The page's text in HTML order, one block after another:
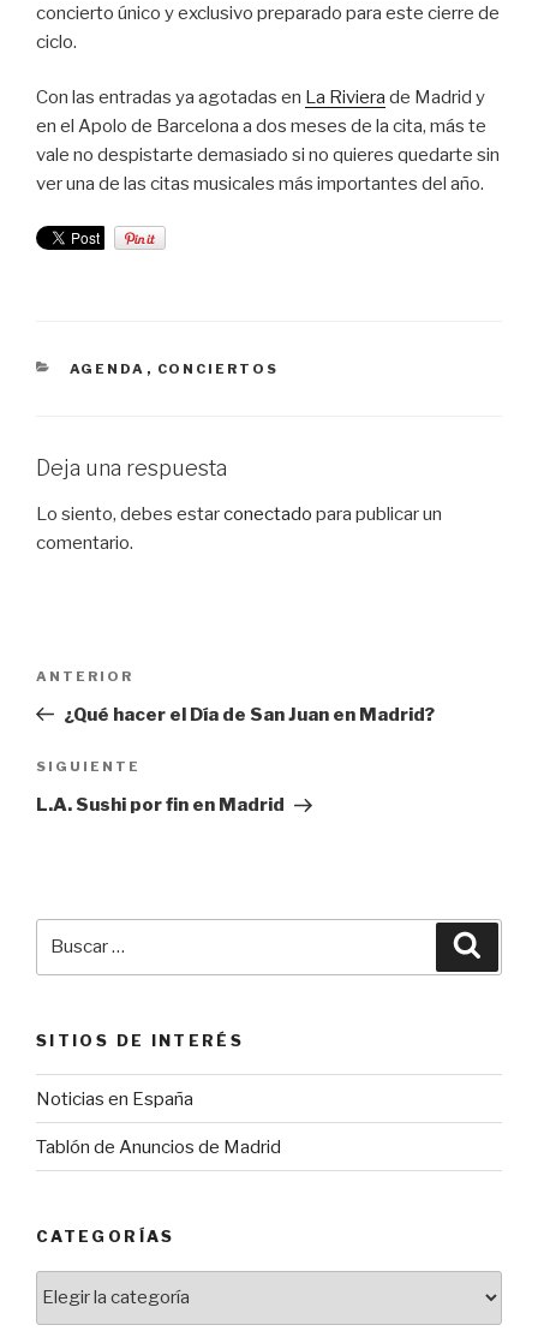
concierto único y exclusivo preparado para este cierre de
ciclo.
Con las entradas ya agotadas en La Riviera de Madrid y
en el Apolo de Barcelona a dos meses de la cita, más te
vale no despistarte demasiado si no quieres quedarte sin
ver una de las citas musicales más importantes del año.
CATEGORÍAS
AGENDA , CONCIERTOS
Deja una respuesta
Lo siento, debes estarconectado para publicar un
comentario.
entradas
Entrada
anterior:
ANTERIOR
¿Qué hacer el Día de San Juan en Madrid?
Siguiente
entrada
SIGUIENTE
L.A. Sushi por fin en Madrid
SITIOS DE INTERÉS
Noticias en España
Tablón de Anuncios de Madrid
CATEGORÍAS